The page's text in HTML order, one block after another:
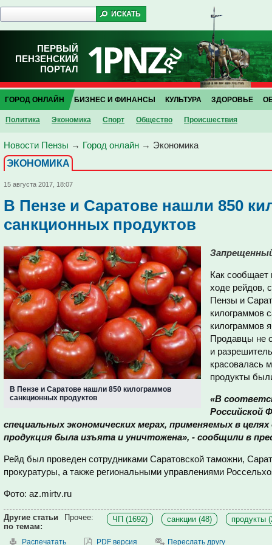
ПЕРВЫЙ
ПЕНЗЕНСКИЙ
ПОРТАЛ
ГОРОД ОНЛАЙН
Политика Экономика Спорт Общество Проиcшествия
БИЗНЕС И ФИНАНСЫ КУЛЬТУРА ЗДОРОВЬЕ
Новости Пензы → Город онлайн → Экономика
ЭКОНОМИКА
15 августа 2017, 18:07
В Пензе и Саратове нашли 850
санкционных продуктов
В Пензе и Саратове нашли 850 килограммов
санкционных продуктов
Как сообщает
ходе рейдов,
Пензы и
килограммов
килограммов
Продавцы не
и
красовалась
продукты
«В
Российской
специальных экономических мерах, применяемых в
продукция была изъята и уничтожена», - сообщили в
Рейд был проведен сотрудниками Саратовской таможни,
прокуратуры, а также региональными управлениями
Фото: az.mirtv.ru
Другие статьи
по темам:
Прочее: ЧП (1692) санкции (48) продукты
Распечатать PDF версия Переслать другу